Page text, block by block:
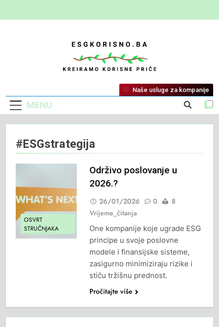
ESG Korisno
Kreiramo Korisne Priče
MENU
Naše usluge za kompanije
#ESGstrategija
OSVRT
STRUČNJAKA
Održivo poslovanje u
2026.?
26/01/2026 0
8
Vrijeme_čitanja
One kompanije koje ugrade ESG
principe u svoje poslovne
modele i finansijske sisteme,
zasigurno minimiziraju rizike i
stiču tržišnu prednost.
Pročitajte više